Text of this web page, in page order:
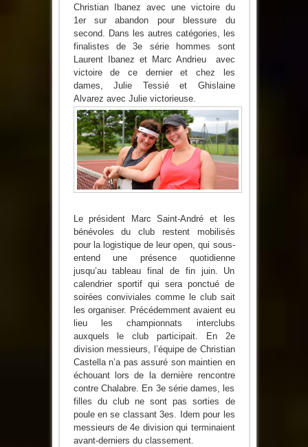
Christian Ibanez avec une victoire du
1er sur abandon pour blessure du
second. Dans les autres catégories, les
finalistes de 3e série hommes sont
Laurent Ibanez et Marc Andrieu avec
victoire de ce dernier et chez les
dames, Julie Tessié et Ghislaine
Alvarez avec Julie victorieuse.
Le président Marc Saint-André et les
bénévoles du club restent mobilisés
pour la logistique de leur open, qui sous-
entend une présence quotidienne
jusqu’au tableau final de fin juin. Un
calendrier sportif qui sera ponctué de
soirées conviviales comme le club sait
les organiser. Précédemment avaient eu
lieu les championnats interclubs
auxquels le club participait. En 2e
division messieurs, l’équipe de Christian
Castella n’a pas assuré son maintien en
échouant lors de la dernière rencontre
contre Chalabre. En 3e série dames, les
filles du club ne sont pas sorties de
poule en se classant 3es. Idem pour les
messieurs de 4e division qui terminaient
avant-derniers du classement.